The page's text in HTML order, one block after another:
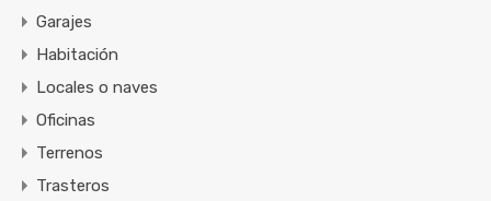
Garajes
Habitación
Locales o naves
Oficinas
Terrenos
Trasteros